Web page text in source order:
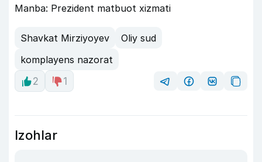
Manba: Prezident matbuot xizmati
Shavkat Mirziyoyev
Oliy sud
komplayens nazorat
2
1
Izohlar